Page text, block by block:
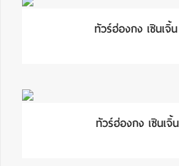
ทัวร์ฮ่องกง เซินเจิ้
ทัวร์ฮ่องกง เซินเจิ้